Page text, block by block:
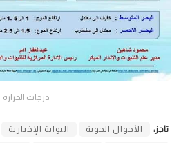
درجات الحرارة
تاجز: الأحوال الجوية البوابة الإخبارية